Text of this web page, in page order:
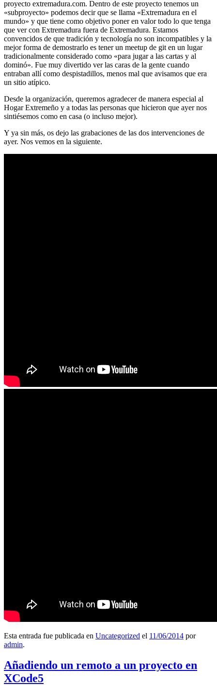
proyecto extremadura.com. Dentro de este proyecto tenemos un
«subproyecto» podemos decir que se llama «Extremadura en el
mundo» y que tiene como objetivo poner en valor todo lo que tenga
que ver con Extremadura fuera de Extremadura. Estamos
convencidos de que tradición y tecnología no son incompatibles y la
mejor forma de demostrarlo es tener un meetup de git en un lugar
tradicionalmente considerado como «para jugar a las cartas y al
dominó». Fue muy divertido ver las caras de la gente cuando
entraban allí como despistadillos, menos mal que avisamos que era
un sitio atípico.
Desde la organización, queremos agradecer de manera especial al
Hogar Extremeño y a todas las personas que hicieron que ayer nos
sintiésemos como en casa (o incluso mejor).
Y ya sin más, os dejo las grabaciones de las dos intervenciones de
ayer. Nos vemos en la siguiente.
Esta entrada fue publicada en Uncategorized el 11/06/2014 por
admin.
Añadiendo un remoto a un proyecto en
XCode5